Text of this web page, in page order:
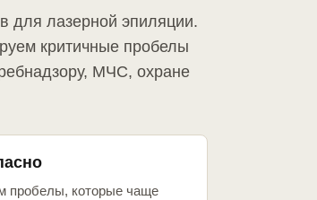
для лазерной эпиляции.
критичные пробелы
МЧС, охране
пробелы, которые чаще